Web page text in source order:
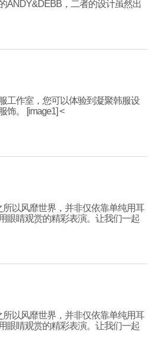
ANDY&DEBB，二者的设计虽然出
工作室，您可以体验到凝聚韩服设
饰。 [image1] <
所以风靡世界，并非仅依靠单纯用耳
眼睛观赏的精彩表演。让我们一起
所以风靡世界，并非仅依靠单纯用耳
眼睛观赏的精彩表演。让我们一起